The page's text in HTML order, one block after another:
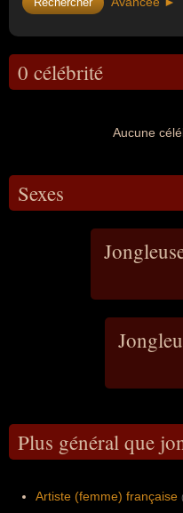
0 célébrité
Aucune
Sexes
Plus général que
Artiste (femme) française